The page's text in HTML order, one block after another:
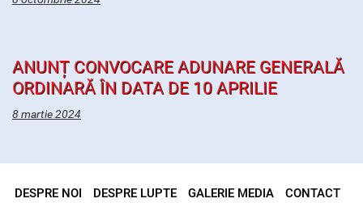
ANUNȚ CONVOCARE ADUNARE GENERALĂ
ORDINARĂ ÎN DATA DE 10 APRILIE
8 martie 2024
DESPRE NOI DESPRE LUPTE GALERIE MEDIA CONTACT